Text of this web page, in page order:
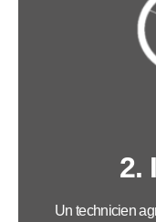
• Télé-
18h30 la
2.
Un technicien